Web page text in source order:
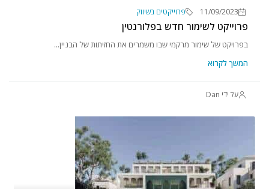
11/09/2023 פרוייקטים בשיווק
פרוייקט לשימור חדש בפלורנטין
בפרויקט של שימור מרקמי שבו משמרים את החזיתות של הבניין...
המשך לקרוא
על ידי Dan